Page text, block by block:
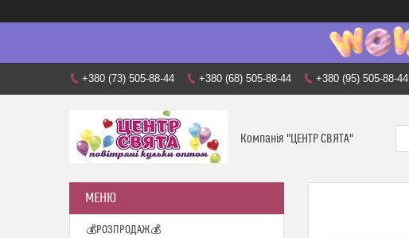
+380 (73) 505-88-44 +380 (68) 505-88-44 +380 (95) 505-88-44
Компанія "ЦЕНТР СВЯТА"
💰РОЗПРОДАЖ💰